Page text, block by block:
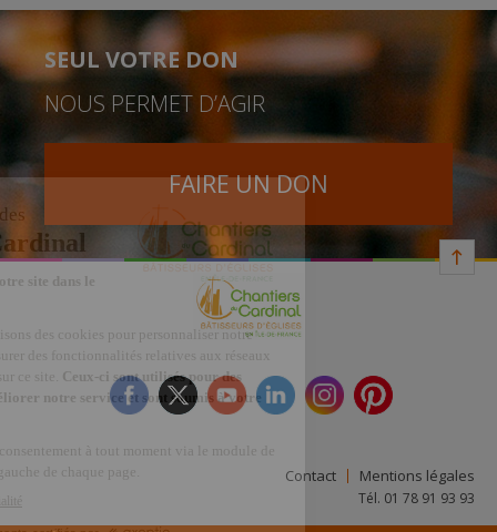
SEUL VOTRE DON
NOUS PERMET D’AGIR
FAIRE UN DON
Contact Mentions légales
Tél. 01 78 91 93 93